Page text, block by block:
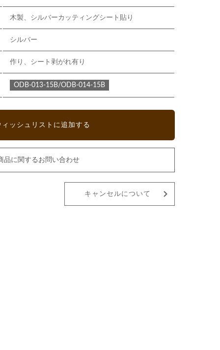
木製、シルバーカッティングシート貼り
シルバー
作り、シート剥がれ有り
ODB-013-15B/ODB-014-15B
ィッシュリストに追加する
品に関するお問い合わせ
キャンセルについて